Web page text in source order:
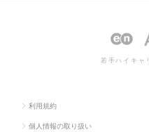
ンナー）の転職
若手ハイキャ
利用規約
個人情報の取り扱い